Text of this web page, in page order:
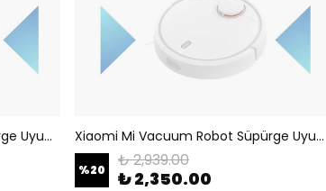
Xiaomi Mi Vacuum Robot Süpürge Uyumlu Ön Tekerlek Xiaomi Mi Vacuum Robot Süpürge Uyumlu Şarj Ünitesi
%20 ₺ 2,939.00
₺ 2,350.00